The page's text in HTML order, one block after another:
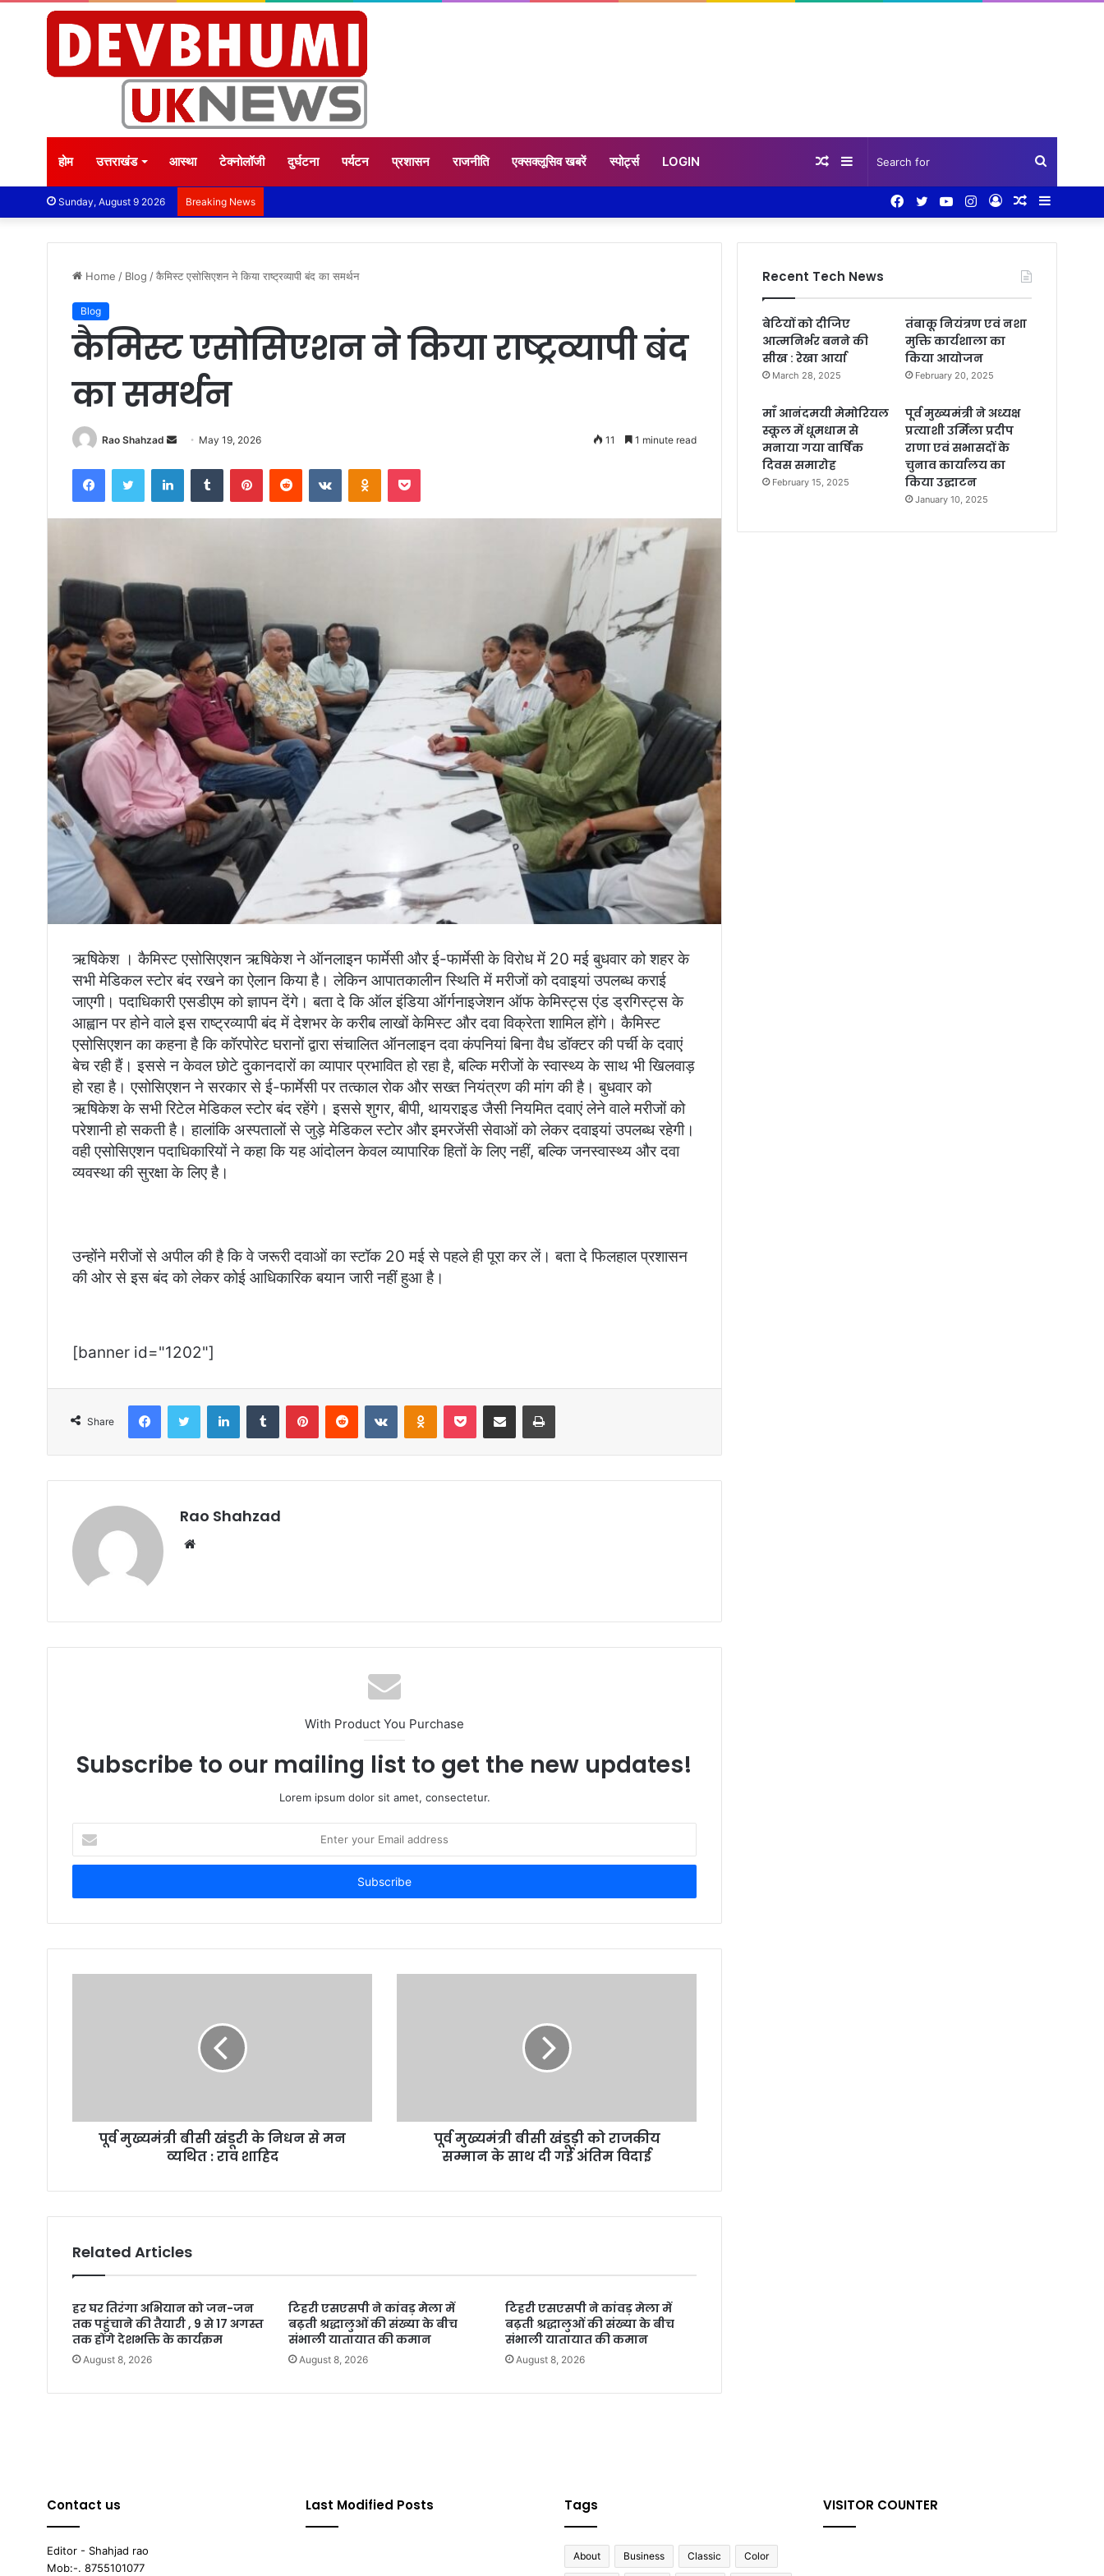
होम उत्तराखंड आस्था टेक्नोलॉजी दुर्घटना पर्यटन प्रशासन राजनीति एक्सक्लूसिव खबरें स्पोर्ट्स LOGIN Search
for
Sidebar
Random
Sunday, August 9 2026 Breaking News Sidebar
Random
Log
Instagram
YouTube
Twitter
Facebook
Home / Blog /कैमिस्ट एसोसिएशन ने किया राष्ट्रव्यापी बंद का समर्थन
Blog
कैमिस्ट एसोसिएशन ने किया राष्ट्रव्यापी बंद
का समर्थन
Rao Shahzad
Send May 19, 2026 11 1 minute read
FacebookTwitter LinkedInTumblr PinterestReddit VKontakteOdnoklassniki
Pocket
ऋषिकेश । कैमिस्ट एसोसिएशन ऋषिकेश ने ऑनलाइन फार्मेसी और ई-फार्मेसी के विरोध में 20 मई बुधवार को शहर के
सभी मेडिकल स्टोर बंद रखने का ऐलान किया है। लेकिन आपातकालीन स्थिति में मरीजों को दवाइयां उपलब्ध कराई
जाएगी। पदाधिकारी एसडीएम को ज्ञापन देंगे। बता दे कि ऑल इंडिया ऑर्गनाइजेशन ऑफ केमिस्ट्स एंड ड्रगिस्ट्स के
आह्वान पर होने वाले इस राष्ट्रव्यापी बंद में देशभर के करीब लाखों केमिस्ट और दवा विक्रेता शामिल होंगे। कैमिस्ट
एसोसिएशन का कहना है कि कॉरपोरेट घरानों द्वारा संचालित ऑनलाइन दवा कंपनियां बिना वैध डॉक्टर की पर्ची के दवाएं
बेच रही हैं। इससे न केवल छोटे दुकानदारों का व्यापार प्रभावित हो रहा है, बल्कि मरीजों के स्वास्थ्य के साथ भी खिलवाड़
हो रहा है। एसोसिएशन ने सरकार से ई-फार्मेसी पर तत्काल रोक और सख्त नियंत्रण की मांग की है। बुधवार को
ऋषिकेश के सभी रिटेल मेडिकल स्टोर बंद रहेंगे। इससे शुगर, बीपी, थायराइड जैसी नियमित दवाएं लेने वाले मरीजों को
परेशानी हो सकती है। हालांकि अस्पतालों से जुड़े मेडिकल स्टोर और इमरजेंसी सेवाओं को लेकर दवाइयां उपलब्ध रहेगी।
वही एसोसिएशन पदाधिकारियों ने कहा कि यह आंदोलन केवल व्यापारिक हितों के लिए नहीं, बल्कि जनस्वास्थ्य और दवा
व्यवस्था की सुरक्षा के लिए है।
उन्होंने मरीजों से अपील की है कि वे जरूरी दवाओं का स्टॉक 20 मई से पहले ही पूरा कर लें। बता दे फिलहाल प्रशासन
की ओर से इस बंद को लेकर कोई आधिकारिक बयान जारी नहीं हुआ है।
[banner id="1202"]
Share
FacebookTwitter LinkedInTumblr PinterestReddit VKontakteOdnoklassniki
Pocket Share via Email Print
Rao Shahzad
Website
With Product You Purchase
Subscribe to our mailing list to get the new updates!
Lorem ipsum dolor sit amet, consectetur.
your
Email
पूर्व मुख्यमंत्री बीसी खंडूरी के निधन से मन
व्यथित : राव शाहिद
पूर्व मुख्यमंत्री बीसी खंडूड़ी को राजकीय
सम्मान के साथ दी गई अंतिम विदाई
Related Articles
हर घर तिरंगा अभियान को जन-जन
तक पहुंचाने की तैयारी , 9 से 17 अगस्त
तक होंगे देशभक्ति के कार्यक्रम
August 8, 2026
टिहरी एसएसपी ने कांवड़ मेला में
बढ़ती श्रद्धालुओं की संख्या के बीच
संभाली यातायात की कमान
August 8, 2026
टिहरी एसएसपी ने कांवड़ मेला में
बढ़ती श्रद्धालुओं की संख्या के बीच
संभाली यातायात की कमान
August 8, 2026
Recent Tech News
बेटियों को दीजिए
आत्मनिर्भर बनने की
सीख : रेखा आर्या
March 28, 2025
तंबाकू नियंत्रण एवं नशा
मुक्ति कार्यशाला का
किया आयोजन
February 20, 2025
माँ आनंदमयी मेमोरियल
स्कूल में धूमधाम से
मनाया गया वार्षिक
दिवस समारोह
February 15, 2025
पूर्व मुख्यमंत्री ने अध्यक्ष
प्रत्याशी उर्मिला प्रदीप
राणा एवं सभासदों के
चुनाव कार्यालय का
किया उद्घाटन
January 10, 2025
Contact us
Editor - Shahjad rao
Mob:-. 8755101077
Last Modified Posts Tags
About Business Classic Color
VISITOR COUNTER